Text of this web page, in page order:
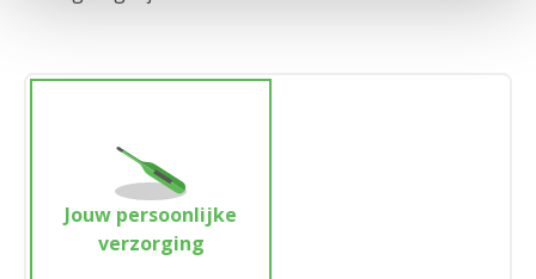
Jouw persoonlijke
verzorging